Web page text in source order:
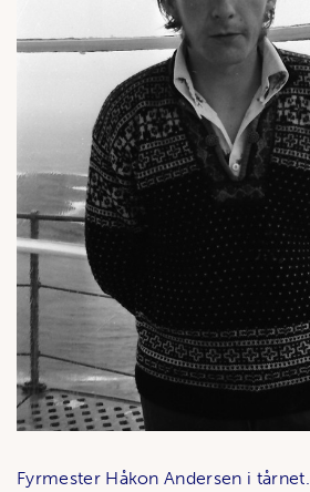
Fyrmester Håkon Andersen i tårnet.